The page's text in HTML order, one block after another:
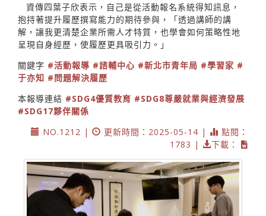
資傳四葉子欣表示，自己是從活動報名系統得知訊息，
抱持著提升履歷撰寫能力的期待參與，「透過講師的講
解，讓我更清楚企業所需人才特質，也學會如何策略性地
呈現自身經歷，使履歷更具吸引力。」
關鍵字 #活動報導 #諮輔中心 #新北市青年局 #學習家 #
于亦知 #問題解決履歷
本報導連結 #SDG4優質教育 #SDG8尊嚴就業與經濟發展
#SDG17夥伴關係
NO.1212 |
更新時間：2025-05-14 |
點閱：
1783 |
下載：